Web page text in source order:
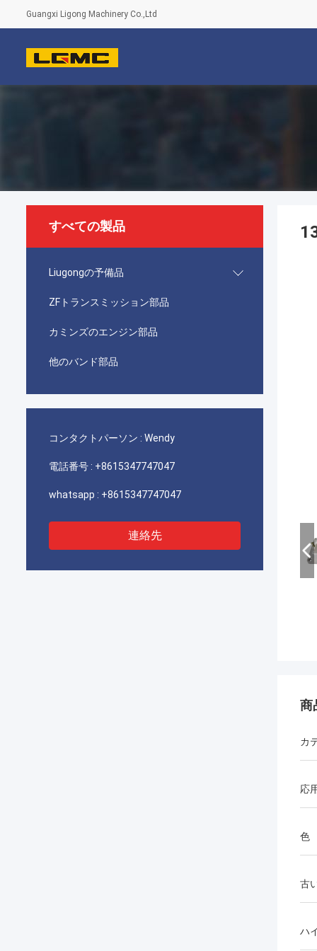
Guangxi Ligong Machinery Co.,Ltd
すべての製品
Liugongの予備品
ZFトランスミッション部品
カミンズのエンジン部品
他のバンド部品
コンタクトパーソン : Wendy
電話番号 : +8615347747047
whatsapp : +8615347747047
連絡先
商
カ
応
色
古
ハ